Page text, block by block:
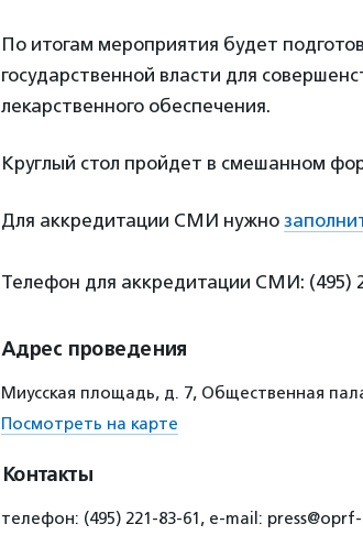
По итогам мероприятия будет
государственной власти для
лекарственного обеспечения.
Круглый стол пройдет в смешанном
Для аккредитации СМИ нужно
Телефон для аккредитации СМИ: (495)
Адрес проведения
Миусская площадь, д. 7, Общественная
Посмотреть на карте
Контакты
телефон: (495) 221-83-61, e-mail: